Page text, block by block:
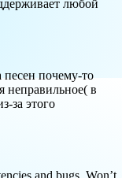
почему-то
неправильное( в
за этого
and bugs. Won’t
import from a hard